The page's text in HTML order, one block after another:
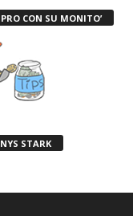
CON SU MONITO’
STARK